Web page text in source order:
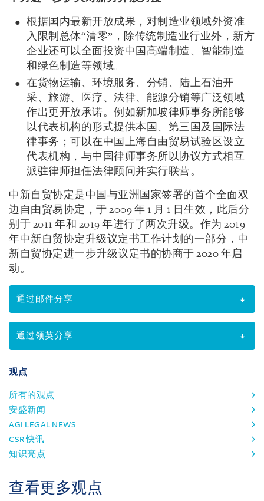
根据国内最新开放成果，对制造业领域外资准
入限制总体“清零”，除传统制造业行业外，新方
企业还可以全面投资中国高端制造、智能制造
和绿色制造等领域。
在货物运输、环境服务、分销、陆上石油开
采、旅游、医疗、法律、能源分销等广泛领域
作出更开放承诺。例如新加坡律师事务所能够
以代表机构的形式提供本国、第三国及国际法
律事务；可以在中国上海自由贸易试验区设立
代表机构，与中国律师事务所以协议方式相互
派驻律师担任法律顾问并实行联营。
中新自贸协定是中国与亚洲国家签署的首个全面双
边自由贸易协定，于 2009 年 1 月 1 日生效，此后分
别于 2011 年和 2019 年进行了两次升级。作为 2019
年中新自贸协定升级议定书工作计划的一部分，中
新自贸协定进一步升级议定书的协商于 2020 年启
动。
通过邮件分享
通过领英分享
观点
所有的观点
安盛新闻
AGI LEGAL NEWS
CSR 快讯
知识亮点
查看更多观点